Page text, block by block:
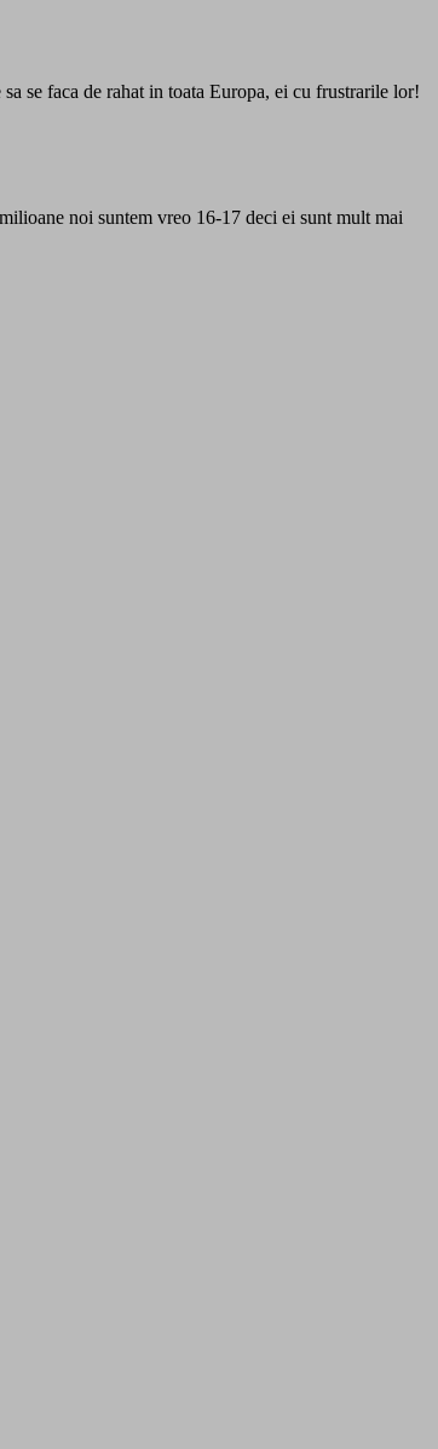
se faca de rahat in toata Europa, ei cu frustrarile lor!
noi suntem vreo 16-17 deci ei sunt mult mai